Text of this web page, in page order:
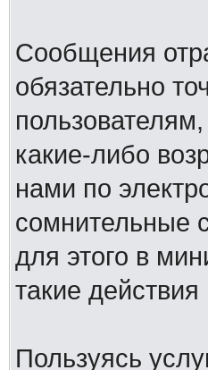
Сообщения
обязательно
какие-либо
нами по
сомнительные
для этого в
такие
Пользуясь